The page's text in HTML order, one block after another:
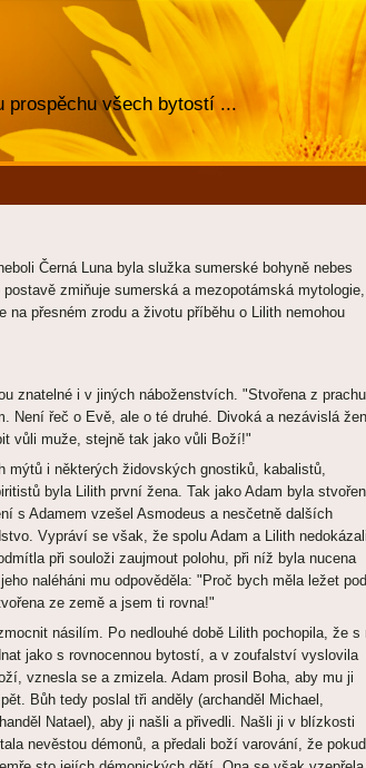
prospěchu všech bytostí ...
postavě zmiňuje sumerská a mezopotámská mytologie,
na přesném zrodu a životu příběhu o Lilith nemohou
znatelné i v jiných náboženstvích. "Stvořena z prachu
Není řeč o Evě, ale o té druhé. Divoká a nezávislá
vůli muže, stejně tak jako vůli Boží!"
mýtů i některých židovských gnostiků, kabalistů,
byla Lilith první žena. Tak jako Adam byla
s Adamem vzešel Asmodeus a nesčetně dalších
Vypráví se však, že spolu Adam a Lilith nedokázali
při souloži zaujmout polohu, při níž byla nucena
naléháni mu odpověděla: "Proč bych měla ležet pod
ze země a jsem ti rovna!"
násilím. Po nedlouhé době Lilith pochopila, že s
jako s rovnocennou bytostí, a v zoufalství vyslovila
vznesla se a zmizela. Adam prosil Boha, aby mu ji
Bůh tedy poslal tři anděly (archanděl Michael,
Natael), aby ji našli a přivedli. Našli ji v blízkosti
nevěstou démonů, a předali boží varování, že pokud